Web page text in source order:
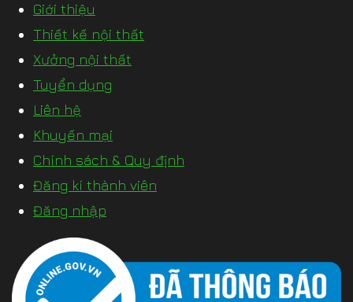
Giới thiệu
Thiết kế nội thất
Xưởng nội thất
Tuyển dụng
Liên hệ
Khuyến mại
Chính sách & Quy định
Đăng kí thành viên
Đăng nhập